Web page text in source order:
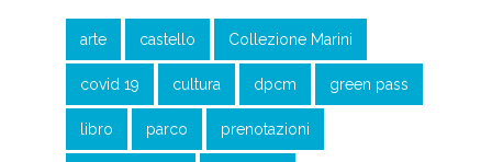
arte castello Collezione Marini
covid 19 cultura dpcm green pass
libro parco prenotazioni